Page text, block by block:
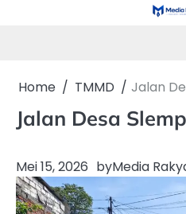
Home TMMD ‎Jalan
‎Jalan Desa
Mei 15, 2026 byMedia